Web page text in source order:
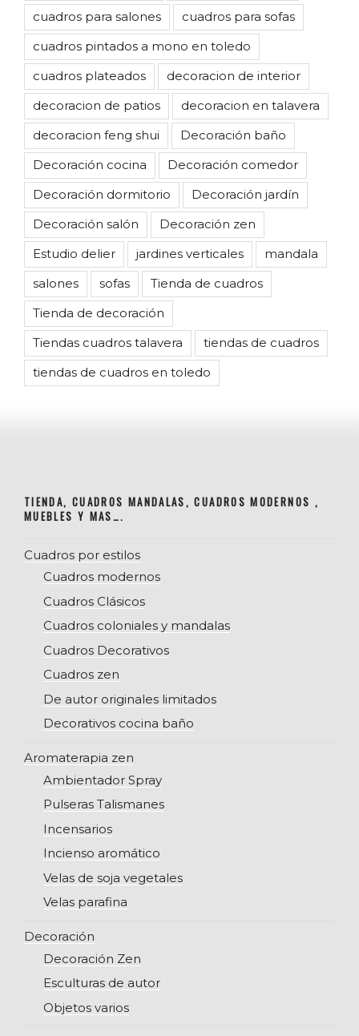
cuadros para salones
cuadros para sofas
cuadros pintados a mono en toledo
cuadros plateados
decoracion de interior
decoracion de patios
decoracion en talavera
decoracion feng shui
Decoración baño
Decoración cocina
Decoración comedor
Decoración dormitorio
Decoración jardín
Decoración salón
Decoración zen
Estudio delier
jardines verticales
mandala
salones
sofas
Tienda de cuadros
Tienda de decoración
Tiendas cuadros talavera
tiendas de cuadros
tiendas de cuadros en toledo
TIENDA, CUADROS MANDALAS, CUADROS MODERNOS ,
MUEBLES Y MAS….
Cuadros por estilos
Cuadros modernos
Cuadros Clásicos
Cuadros coloniales y mandalas
Cuadros Decorativos
Cuadros zen
De autor originales limitados
Decorativos cocina baño
Aromaterapia zen
Ambientador Spray
Pulseras Talismanes
Incensarios
Incienso aromático
Velas de soja vegetales
Velas parafina
Decoración
Decoración Zen
Esculturas de autor
Objetos varios